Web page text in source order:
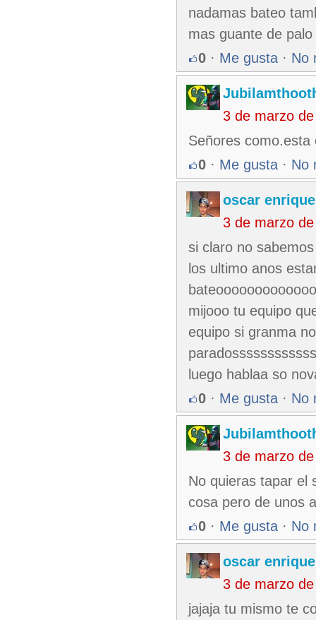
nadamas bateo
mas guante de
0 · Me gusta · No
3 de marzo
Señores como.esta
0 · Me gusta · No
oscar enrique
3 de marzo
si claro no
los ultimo anos
mijooo tu equipo
equipo si granma
luego hablaa so
0 · Me gusta · No
3 de marzo
No quieras tapar el
cosa pero de unos
0 · Me gusta · No
oscar enrique
3 de marzo
jajaja tu mismo te